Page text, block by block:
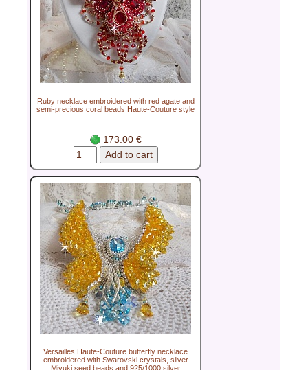
Ruby necklace embroidered with red agate and
semi-precious coral beads Haute-Couture style
173.00 €
Versailles Haute-Couture butterfly necklace
embroidered with Swarovski crystals, silver
Miyuki seed beads and 925/1000 silver